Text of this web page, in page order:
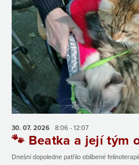
30. 07. 2026 8:06 - 12:07
🐾 Beatka a její tým
Dnešní dopoledne patřilo oblíbené